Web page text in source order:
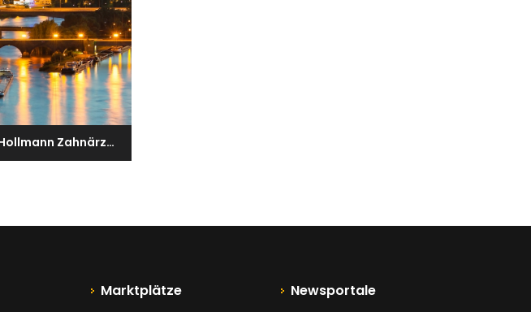
Frau Dipl.Stom. Barbara Hollmann Zahnärztin fürKieferorthopädie
Marktplätze Newsportale